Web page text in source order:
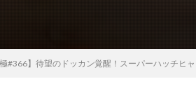
#366】待望のドッカン覚醒！スーパーハッチヒ